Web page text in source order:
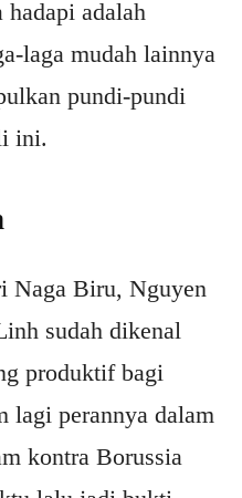
adalah
laga mudah lainnya
pundi-pundi
ini.
Naga Biru, Nguyen
sudah dikenal
produktif bagi
lagi perannya dalam
kontra Borussia